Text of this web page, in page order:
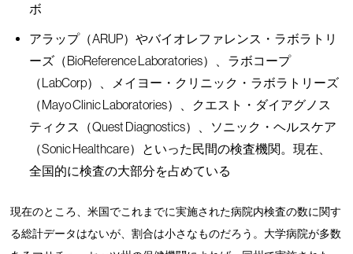
ボ
アラップ（ARUP）やバイオレファレンス・ラボラトリ
ーズ（BioReference Laboratories）、ラボコープ
（LabCorp）、メイヨー・クリニック・ラボラトリーズ
（Mayo Clinic Laboratories）、クエスト・ダイアグノス
ティクス（Quest Diagnostics）、ソニック・ヘルスケア
（Sonic Healthcare）といった民間の検査機関。現在、
全国的に検査の大部分を占めている
現在のところ、米国でこれまでに実施された病院内検査の数に関す
る総計データはないが、割合は小さなものだろう。大学病院が多数